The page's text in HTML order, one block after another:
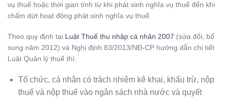
vụ thuế hoặc thời gian tính từ khi phát sinh nghĩa vụ thuế đến khi
chấm dứt hoạt động phát sinh nghĩa vụ thuế.
Theo quy định tại Luật Thuế thu nhập cá nhân 2007 (sửa đổi, bổ
sung năm 2012) và Nghị định 83/2013/NĐ-CP hướng dẫn chi tiết
Luật Quản lý thuế thì:
Tổ chức, cá nhân có trách nhiệm kê khai, khấu trừ, nộp
thuế và nộp thuế vào ngân sách nhà nước và quyết